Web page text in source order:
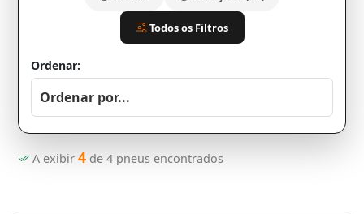
Todos os Filtros
Ordenar:
A exibir 4 de 4 pneus encontrados